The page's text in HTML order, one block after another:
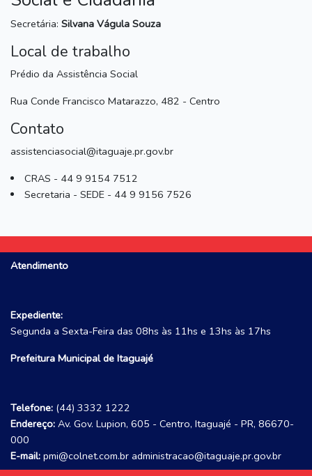
Secretária: Silvana Vágula Souza
Local de trabalho
Prédio da Assistência Social
Rua Conde Francisco Matarazzo, 482 - Centro
Contato
assistenciasocial@itaguaje.pr.gov.br
CRAS - 44 9 9154 7512
Secretaria - SEDE - 44 9 9156 7526
Atendimento
Expediente:
Segunda a Sexta-Feira das 08hs às 11hs e 13hs às 17hs
Prefeitura Municipal de Itaguajé
Telefone: (44) 3332 1222
Endereço: Av. Gov. Lupion, 605 - Centro, Itaguajé - PR, 86670-
000
E-mail: pmi@colnet.com.br administracao@itaguaje.pr.gov.br